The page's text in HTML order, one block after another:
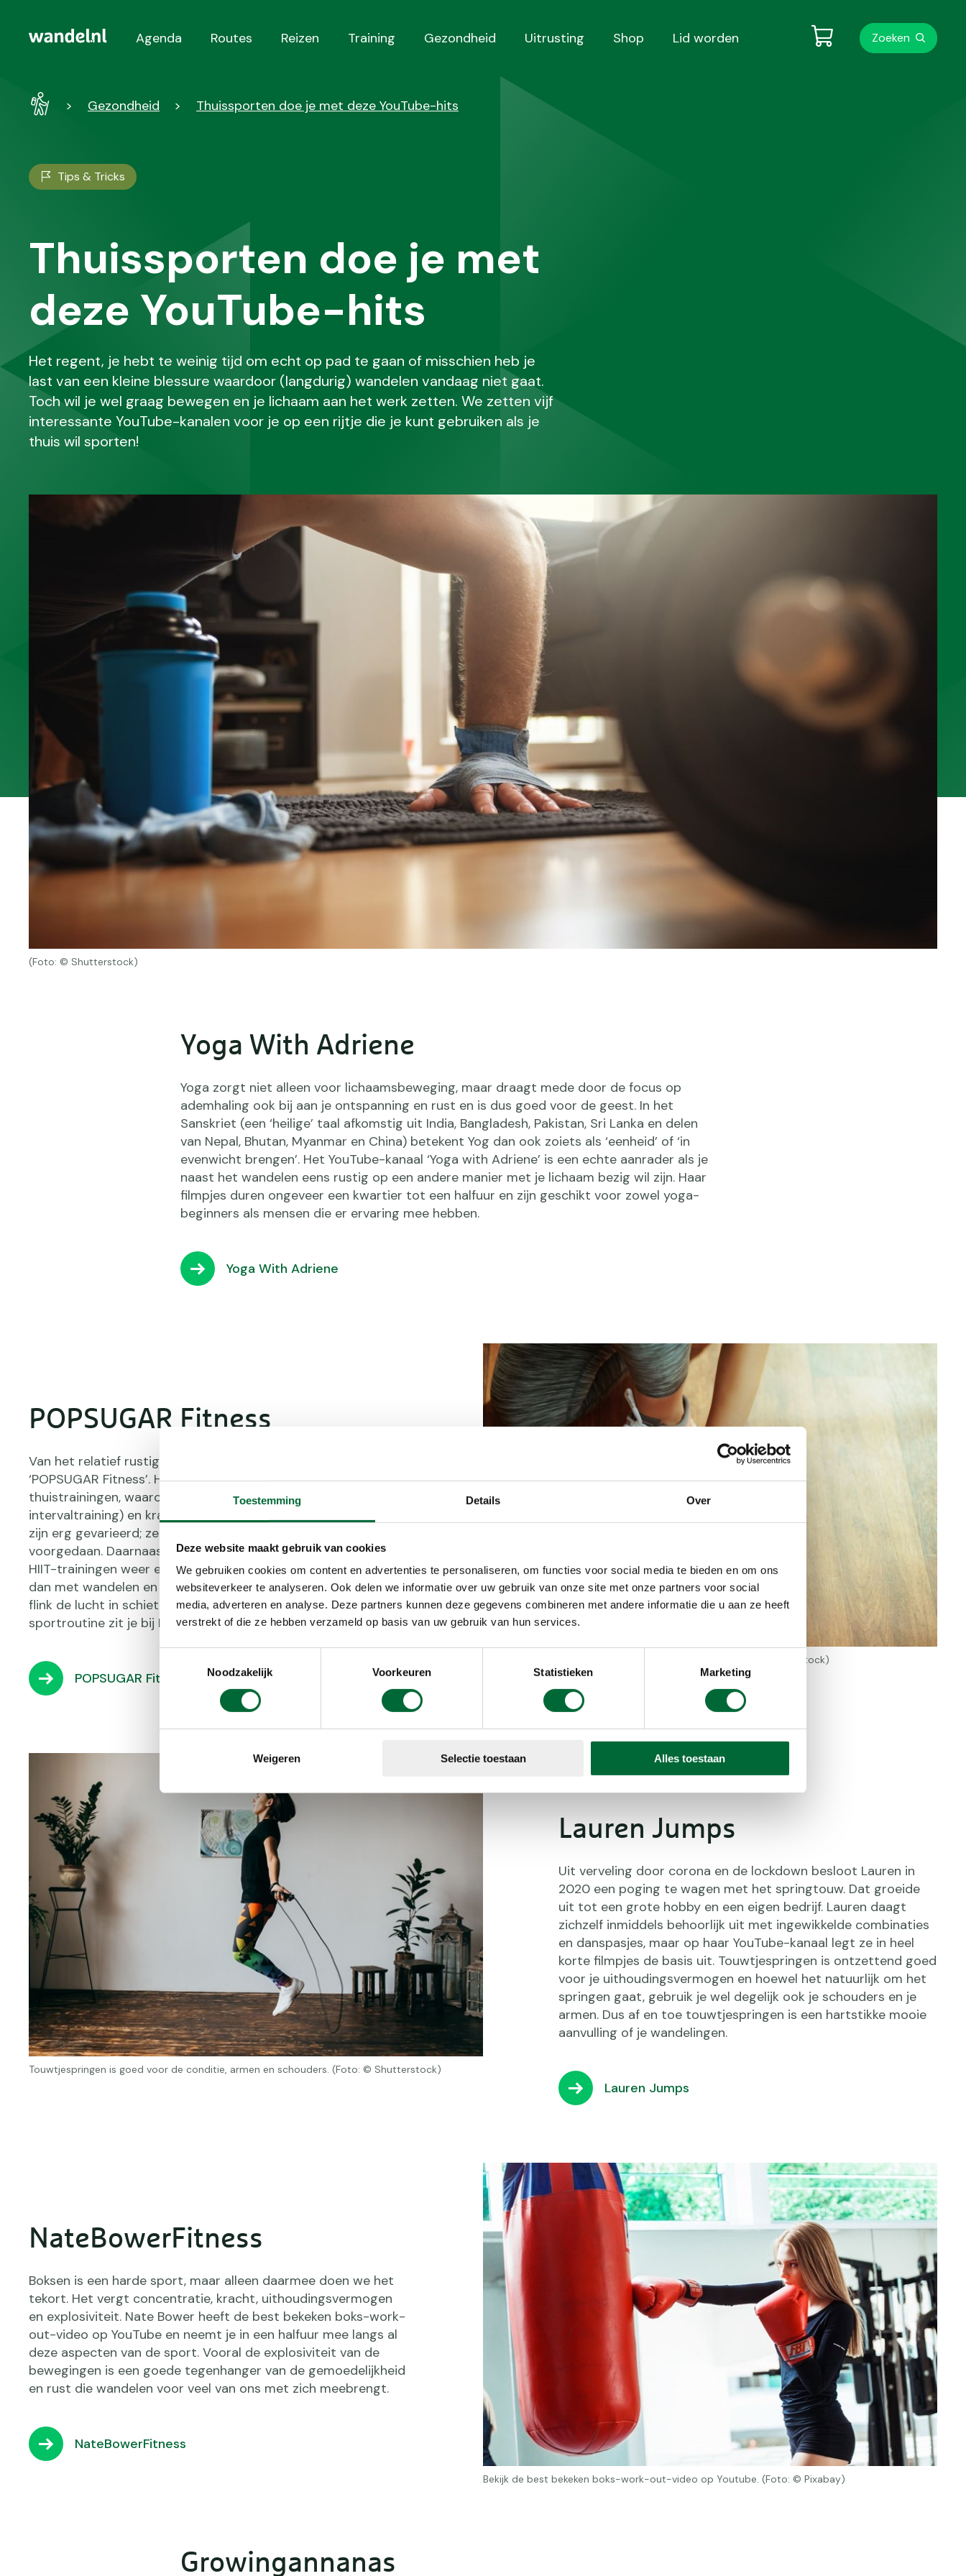
Toestemming Details Over
Deze website maakt gebruik van cookies
We gebruiken cookies om content en advertenties te personaliseren, om functies voor social media te bieden en om ons
websiteverkeer te analyseren. Ook delen we informatie over uw gebruik van onze site met onze partners voor social
media, adverteren en analyse. Deze partners kunnen deze gegevens combineren met andere informatie die u aan ze heeft
verstrekt of die ze hebben verzameld op basis van uw gebruik van hun services.
Noodzakelijk
Voorkeuren Statistieken Marketing
Weigeren Selectie toestaan Alles toestaan
Hoofdnavigatie
Agenda Routes Reizen Training Gezondheid Uitrusting Shop Lid worden Zoeken
WandelGezondheid Thuissporten doe je met deze YouTube-hits
Tips & Tricks
Thuissporten doe je met
deze YouTube-hits
Het regent, je hebt te weinig tijd om echt op pad te gaan of misschien heb je
last van een kleine blessure waardoor (langdurig) wandelen vandaag niet gaat.
Toch wil je wel graag bewegen en je lichaam aan het werk zetten. We zetten vijf
interessante YouTube-kanalen voor je op een rijtje die je kunt gebruiken als je
thuis wil sporten!
(Foto: © Shutterstock)
Yoga With Adriene
Yoga zorgt niet alleen voor lichaamsbeweging, maar draagt mede door de focus op
ademhaling ook bij aan je ontspanning en rust en is dus goed voor de geest. In het
Sanskriet (een ‘heilige’ taal afkomstig uit India, Bangladesh, Pakistan, Sri Lanka en delen
van Nepal, Bhutan, Myanmar en China) betekent Yog dan ook zoiets als ‘eenheid’ of ‘in
evenwicht brengen’. Het YouTube-kanaal ‘Yoga with Adriene’ is een echte aanrader als je
naast het wandelen eens rustig op een andere manier met je lichaam bezig wil zijn. Haar
filmpjes duren ongeveer een kwartier tot een halfuur en zijn geschikt voor zowel yoga-
beginners als mensen die er ervaring mee hebben.
Yoga With Adriene
POPSUGAR Fitness
Van het relatief rustige yoga gaan we naar het YouTube-kanaal
‘POPSUGAR Fitness’. Hierop vind je een breed scala aan
thuistrainingen, waaronder dans, HIIT (Hoge intensiteit
intervaltraining) en krachttraining. Niet alleen de oefeningen
zijn erg gevarieerd; ze worden ook door verschillende trainers
voorgedaan. Daarnaast spreek je met bijvoorbeeld de dans- of
HIIT-trainingen weer een heel ander bewegingspatroon aan
dan met wandelen en zorg je ervoor dat je hartslag af en toe
flink de lucht in schiet. Voor een beetje variatie in je
sportroutine zit je bij POPSUGAR Fitness dus goed.
POPSUGAR Fitness
POPSUGAR fitness biedt relatief rustige yoga aan. (Foto: © Shutterstock)
Touwtjespringen is goed voor de conditie, armen en schouders. (Foto: © Shutterstock)
Lauren Jumps
Uit verveling door corona en de lockdown besloot Lauren in
2020 een poging te wagen met het springtouw. Dat groeide
uit tot een grote hobby en een eigen bedrijf. Lauren daagt
zichzelf inmiddels behoorlijk uit met ingewikkelde combinaties
en danspasjes, maar op haar YouTube-kanaal legt ze in heel
korte filmpjes de basis uit. Touwtjespringen is ontzettend goed
voor je uithoudingsvermogen en hoewel het natuurlijk om het
springen gaat, gebruik je wel degelijk ook je schouders en je
armen. Dus af en toe touwtjespringen is een hartstikke mooie
aanvulling of je wandelingen.
Lauren Jumps
NateBowerFitness
Boksen is een harde sport, maar alleen daarmee doen we het
tekort. Het vergt concentratie, kracht, uithoudingsvermogen
en explosiviteit. Nate Bower heeft de best bekeken boks-work-
out-video op YouTube en neemt je in een halfuur mee langs al
deze aspecten van de sport. Vooral de explosiviteit van de
bewegingen is een goede tegenhanger van de gemoedelijkheid
en rust die wandelen voor veel van ons met zich meebrengt.
NateBowerFitness
Bekijk de best bekeken boks-work-out-video op Youtube. (Foto: © Pixabay)
Growingannanas